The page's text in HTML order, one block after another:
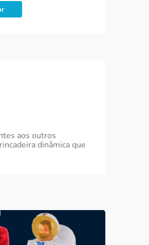
aos outros
dinâmica que